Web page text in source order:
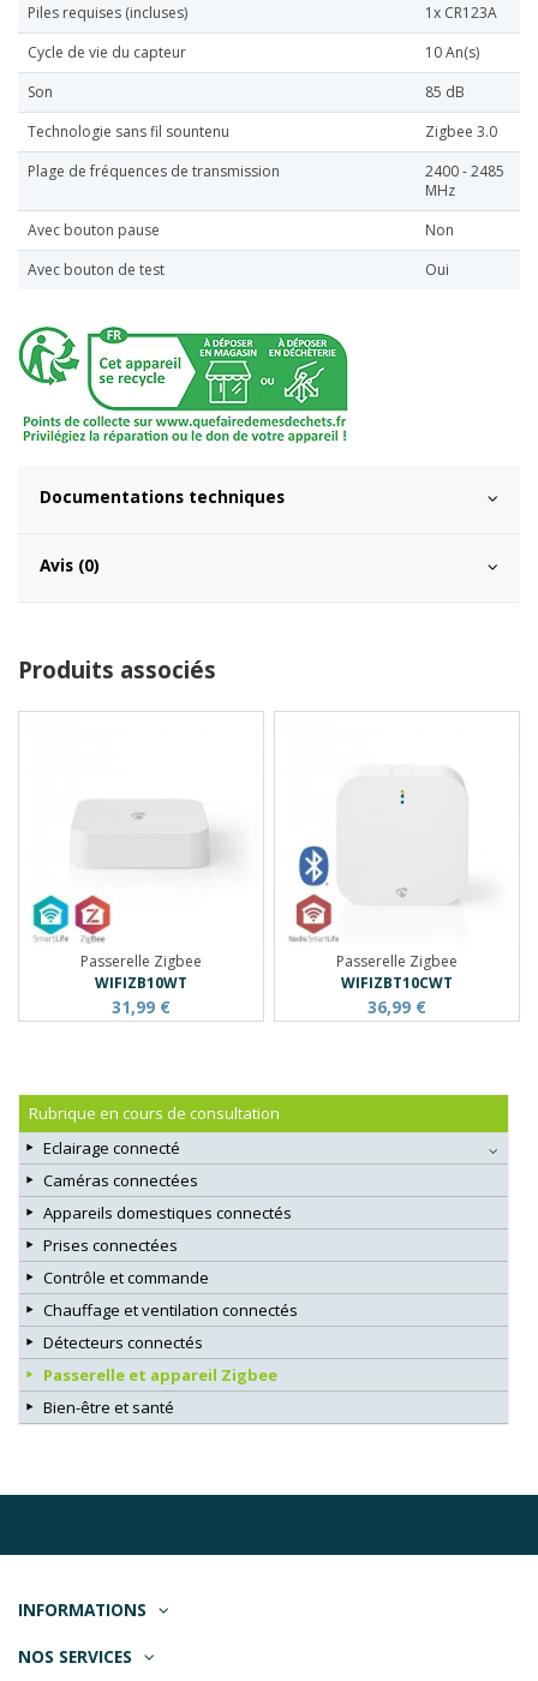
Piles requises (incluses)
1x CR123A
Cycle de vie du capteur
10 An(s)
Son
85 dB
Technologie sans fil sountenu
Zigbee 3.0
Plage de fréquences de transmission
2400 - 2485
MHz
Avec bouton pause
Non
Avec bouton de test
Oui
Documentations techniques
Avis (0)
Produits associés
Passerelle Zigbee
WIFIZB10WT
31,99 €
Passerelle Zigbee
WIFIZBT10CWT
36,99 €
Rubrique en cours de consultation
Eclairage connecté
Caméras connectées
Appareils domestiques connectés
Prises connectées
Contrôle et commande
Chauffage et ventilation connectés
Détecteurs connectés
Passerelle et appareil Zigbee
Bien-être et santé
INFORMATIONS
NOS SERVICES